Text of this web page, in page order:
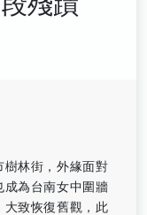
樹林街，外緣面對
成為台南女中圍牆
大致恢復舊觀，此